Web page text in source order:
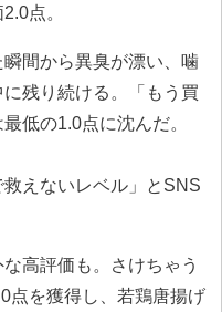
点。
間から異臭が漂い、噛
残り続ける。「もう買
低の1.0点に沈んだ。
救えないレベル」とSNS
高評価も。さけちゃう
点を獲得し、若鶏唐揚げ